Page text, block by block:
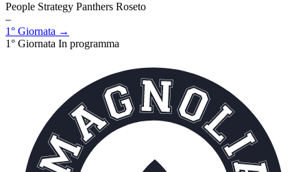
People Strategy Panthers Roseto
–
1° Giornata →
1° Giornata In programma